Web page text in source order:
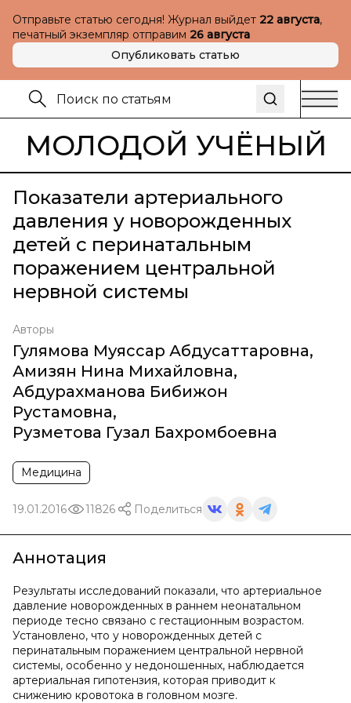
Отправьте статью сегодня! Журнал выйдет 22 августа,
печатный экземпляр отправим 26 августа
Опубликовать статью
МОЛОДОЙ УЧЁНЫЙ
Показатели артериального
давления у новорожденных
детей с перинатальным
поражением центральной
нервной системы
Авторы
Гулямова Муяссар Абдусаттаровна,
Амизян Нина Михайловна,
Абдурахманова Бибижон
Рустамовна,
Рузметова Гузал Бахромбоевна
Медицина
19.01.2016 11826 Поделиться
Аннотация
Результаты исследований показали, что артериальное
давление новорожденных в раннем неонатальном
периоде тесно связано с гестационным возрастом.
Установлено, что у новорожденных детей с
перинатальным поражением центральной нервной
системы, особенно у недоношенных, наблюдается
артериальная гипотензия, которая приводит к
снижению кровотока в головном мозге.